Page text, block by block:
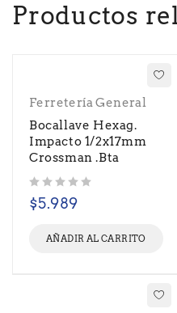
Productos
Ferretería General
Bocallave Hexag.
Impacto 1/2x17mm
Crossman .Bta
$5.989
AÑADIR AL CARRITO